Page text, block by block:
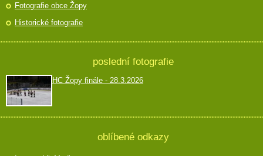
Fotografie obce Žopy
Historické fotografie
poslední fotografie
HC Žopy finále - 28.3.2026
oblíbené odkazy